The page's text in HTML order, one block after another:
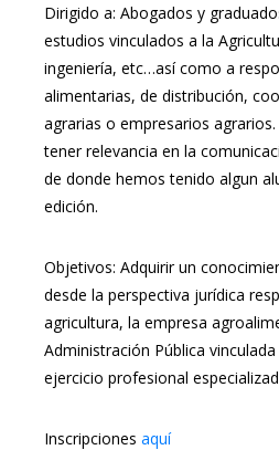
Dirigido a: Abogados y
estudios vinculados a la
ingeniería, etc…así como a
alimentarias, de distribución,
agrarias o empresarios
tener relevancia en la
de donde hemos tenido algun
edición.
Objetivos: Adquirir un
desde la perspectiva jurídica
agricultura, la empresa
Administración Pública
ejercicio profesional
Inscripciones aquí